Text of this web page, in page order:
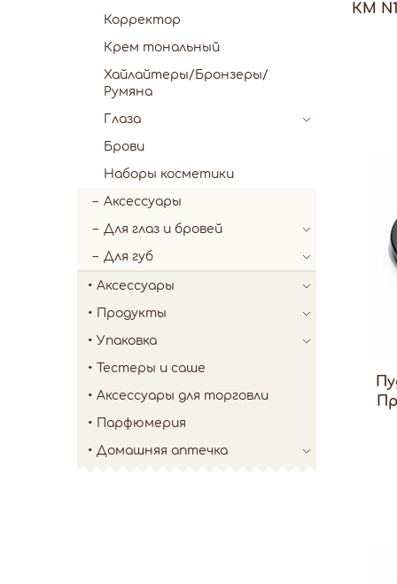
Корректор
Крем тональный
Хайлайтеры/Бронзеры/
Румяна
Глаза
Брови
Наборы косметики
Аксессуары
Для глаз и бровей
Для губ
Аксессуары
Продукты
Упаковка
Тестеры и саше
Аксессуары для торговли
Парфюмерия
Домашняя аптечка
КМ